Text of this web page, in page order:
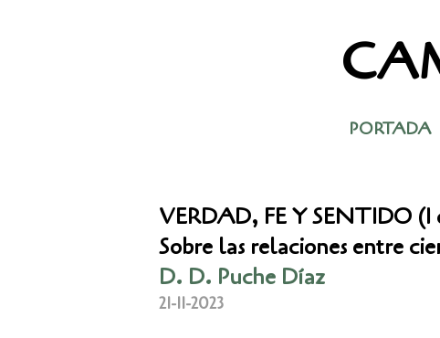
PORTADA
VERDAD, FE Y SENTIDO (1
Sobre las relaciones entre
D. D. Puche Díaz
21-11-2023